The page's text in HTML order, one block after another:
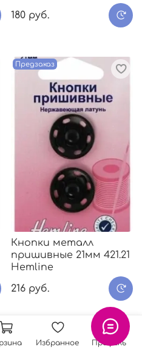
180 руб.
Предзаказ
Кнопки металл
пришивные 21мм 421.21
Hemline
216 руб.
Избранное Профиль